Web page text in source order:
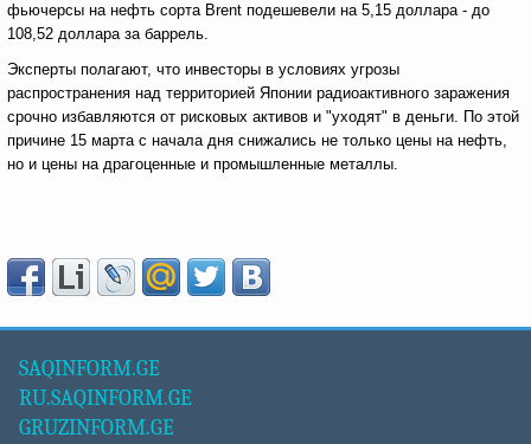
фьючерсы на нефть сорта Brent подешевели на 5,15 доллара - до
108,52 доллара за баррель.
Эксперты полагают, что инвесторы в условиях угрозы
распространения над территорией Японии радиоактивного заражения
срочно избавляются от рисковых активов и "уходят" в деньги. По этой
причине 15 марта с начала дня снижались не только цены на нефть,
но и цены на драгоценные и промышленные металлы.
SAQINFORM.GE
RU.SAQINFORM.GE
GRUZINFORM.GE